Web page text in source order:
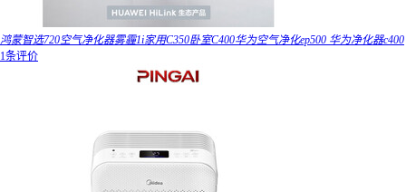
鸿蒙智选720空气净化器雾霾1i家用C350卧室C400华为空气净化ep500 华为净化器c400
1条评价